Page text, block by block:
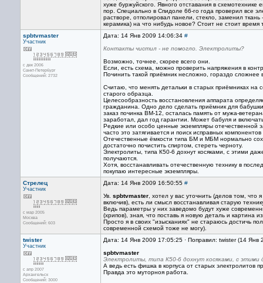
хуже буржуйского. Явного отставания в
пор. Специально в Спидоле 66-го года проверил все
растворе, отполировал панели, стекло, заменил
керамика) на что нибудь новое? Стоит не стоит время
spbtvmaster
Участник
с дек 2006
Санкт-Петербург
Сообщений: 2732
Дата: 14 Янв 2009 14:06:34 #
Контакты чистил - не помогло. Электролиты?
Возможно, точнее, скорее всего они.
Если, есть схема, можно проверить напряжения в
Починить такой приёмник несложно, гораздо сложнее
Считаю, что менять детальки в старых приёмниках
старого образца.
Целесообразность восстановления аппарата
гражданина. Одно дело сделать приёмник для
заказ починка ВМ-12, осталась память от мужа-
заработал, дал год гарантии. Может бабуля и
Редкие или особо ценные экземпляры отечественной
часто это затягивается и поиск исправных
Отечественные ёмкости типа БМ и МБМ нормально
достаточно почистить спиртом, стереть черноту.
Электролиты, типа К50-6 дохнут косяками, с этими
получаются.
Хотя, восстанавливать отечественную технику в
покупаю интересные экземпляры.
Стрелец
Участник
с мар 2005
Москва
Сообщений: 603
Дата: 14 Янв 2009 16:50:55 #
Ув. spbtvmaster , хотел у вас уточнить (делов том,
включив), есть ли смысл восстанавливая старую
Ведь параметры у них заведомо будут хуже
(хрипов), зная, что поставь я новую деталь и картина
Просто я в своих "изысканиях" не стараюсь достичь
современной схемой тоже не могу).
twister
Участник
с апр 2007
Архангельск
Сообщений: 3000
Дата: 14 Янв 2009 17:05:25 · Поправил: twister (14 Янв
spbtvmaster
Электролиты, типа К50-6 дохнут косяками, с
А ведь есть фишка в корпуса от старых электролитов
Правда это муторноя работа.